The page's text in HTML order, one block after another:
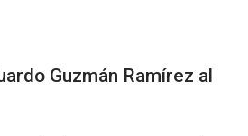
Guzmán Ramírez al